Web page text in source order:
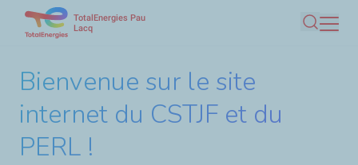
principal
TotalEnergies Pau
Lacq
Bienvenue sur le site
internet du CSTJF et du
PERL !